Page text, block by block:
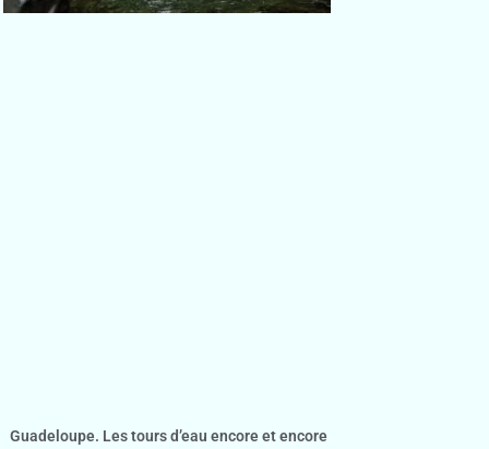
Guadeloupe. Les tours d’eau encore et encore